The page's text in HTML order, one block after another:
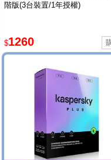
階版(3台裝置/1年授權)
$1260